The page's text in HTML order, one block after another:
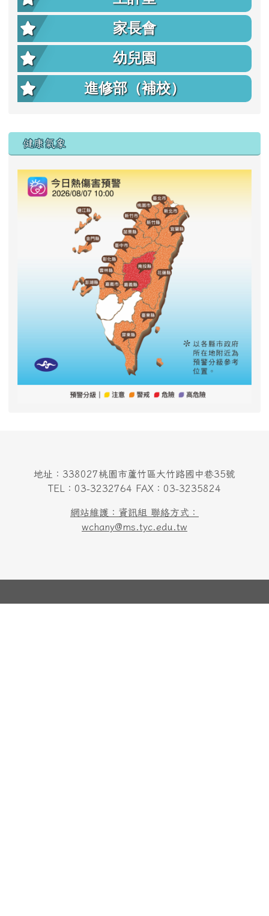
家長會
幼兒園
進修部（補校）
右邊區域內容
健康氣象
地址：338027桃園市蘆竹區大竹路國中巷35號
TEL：03-3232764 FAX：03-3235824
網站維護：資訊組 聯絡方式：
wchany@ms.tyc.edu.tw